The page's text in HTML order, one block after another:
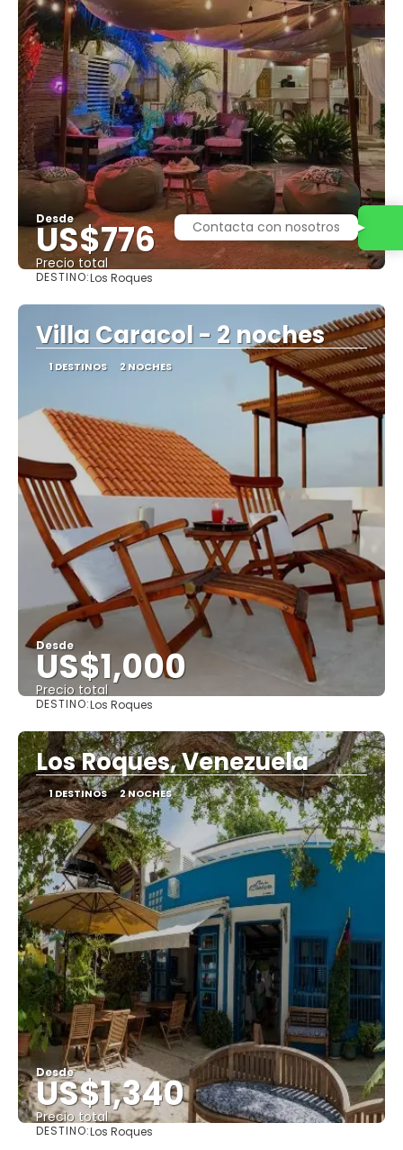
Desde
US$776
Precio total
DESTINO:Los Roques
Villa Caracol - 2 noches
1 DESTINOS 2 NOCHES
Desde
US$1,000
Precio total
DESTINO:Los Roques
Los Roques, Venezuela
1 DESTINOS 2 NOCHES
Desde
US$1,340
Precio total
DESTINO:Los Roques
Contacta con nosotros